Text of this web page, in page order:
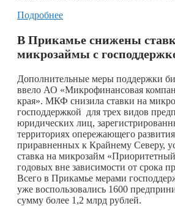
Подробнее
В Прикамье снижены
микрозаймы с
Дополнительные меры поддержки
ввело АО «Микрофинансовая
края». МКФ снизила ставки на
господдержкой для трех видов
юридических лиц,
территориях опережающего
приравненных к Крайнему Северу,
ставка на микрозайм
годовых вне зависимости от срока
Всего в Прикамье мерами
уже воспользовались 1600
сумму более 1,2 млрд рублей.